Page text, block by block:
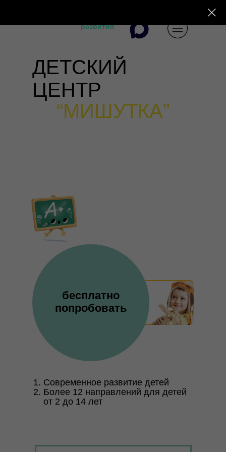
развития
Современное развитие детей
Более 12 направлений для детей
от 2 до 14 лет
ДЕТСКИЙ
ЦЕНТР
“МИШУТКА”
бесплатно
попробовать